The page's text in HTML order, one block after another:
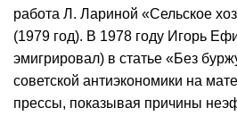
работа Л. Лариной «Сельское
(1979 год). В 1978 году Игорь
эмигрировал) в статье «Без
советской антиэкономики на
прессы, показывая причины